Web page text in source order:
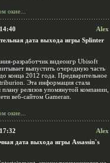
окне...
Alex
дата выхода игры Splinter
разработчик видеоигр Ubisoft
выпустить очередную часть
конца 2012 года. Предварительное
Эта информация стала
плану релизов упомянутой компании,
веб-сайтом Gameran.
окне...
Alex
дата выхода игры Assassin`s